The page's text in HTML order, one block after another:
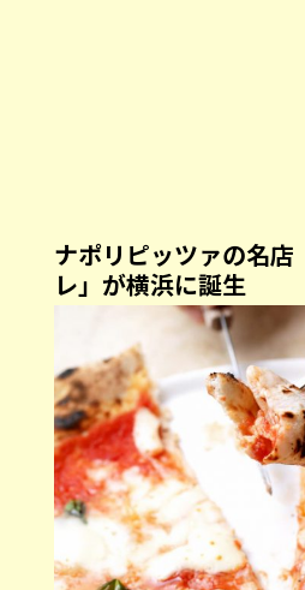
ナポリピッツァの名店
レ」が横浜に誕生